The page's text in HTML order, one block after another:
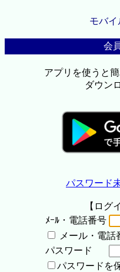
モバイ
会
アプリを使うと
ダウン
パスワード
【ログ
ﾒｰﾙ・電話番号
メール・電話
パスワード
パスワードを